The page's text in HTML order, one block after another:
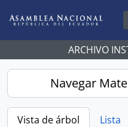
ARCHIVO
Navegar
Vista de árbol
Lista